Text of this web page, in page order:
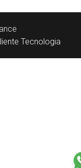
Tecnologia